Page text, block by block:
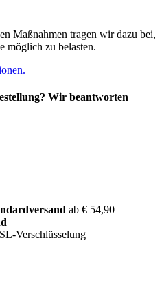
Maßnahmen tragen wir dazu bei,
möglich zu belasten.
Wir beantworten
ab € 54,90
Verschlüsselung